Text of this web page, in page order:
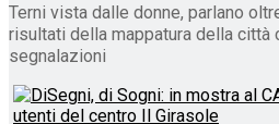
Terni vista dalle donne, parlano
risultati della mappatura della città
segnalazioni